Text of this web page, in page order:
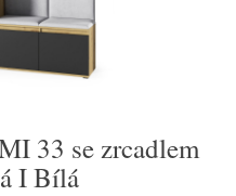
33 se zrcadlem
I Bílá